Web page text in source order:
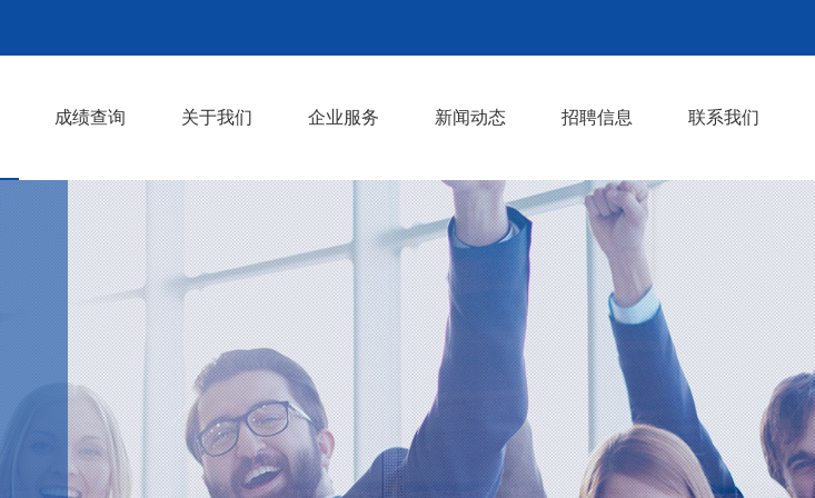
成绩查询 关于我们
企业文化 >
发展历程 >
企业服务
业务外包 >
社保代理 >
劳务派遣及人事委托 >
招聘服务 >
新闻动态
公司动态 >
行业动态 >
招聘信息 联系我们